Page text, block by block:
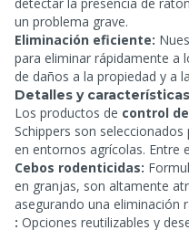
un problema grave.
Eliminación eficiente:
para eliminar rápidamente a
de daños a la propiedad y a
Detalles y
Los productos de control
Schippers son
en entornos agrícolas. Entre
Cebos rodenticidas:
en granjas, son altamente
asegurando una eliminación
: Opciones reutilizables y